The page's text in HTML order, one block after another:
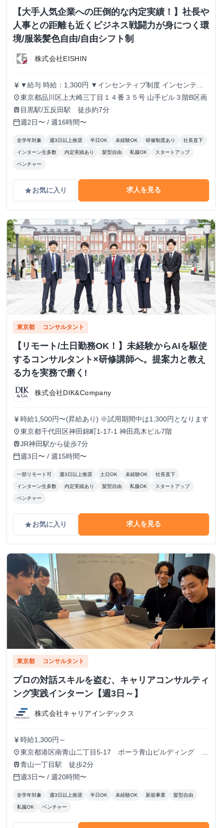
【大手人気企業への圧倒的な内定実績！】社長や
人事との距離も近くビジネス戦闘力が身につく環
境/服装髪色自由/自由シフト制
株式会社EISHIN
currency_yen ▼給与 時給：1,300円 ▼インセンティブ制度 インセンティ
ブ制度あり。 1件の商談実施につき、500円のインセンティ
ブを支給します。 商談につながるアポイントを取得するこ
とで、インセンティブが発生する仕組みです。 ▼こんな方
にピッタリ！ ・学生のうちからガッツリ稼ぎたい！ ・成果
に見合った給料が欲しい！ ・成長意欲があり、挑戦する環
に挑戦しましょう！
place東京都品川区上大崎三丁目１４番３５号 山手ビル３階B区画
train 目黒駅/五反田駅 徒歩約7分
calendar_today週2日〜 / 週16時間〜
全学年対象 週3日以上推奨 半日OK 未経験OK 研修制度あり 社長直下
インターン生多数 内定実績あり 髪型自由 私服OK スタートアップ
ベンチャー
gradeお気に入り 求人を見る
東京都 コンサルタント
【リモート/土日勤務OK！】未経験からAIを駆使
するコンサルタント×研修講師へ。提案力と教え
る力を実務で磨く!
株式会社DIK&Company
currency_yen 時給1,500円〜(昇給あり) ※試用期間中は1,300円となります
place東京都千代田区神田錦町1-17-1 神田髙木ビル7階
trainJR神田駅から徒歩7分
calendar_today週3日〜 / 週15時間〜
一部リモート可 週3日以上推奨 土日OK 未経験OK 社長直下
インターン生多数 内定実績あり 髪型自由 私服OK スタートアップ
ベンチャー
gradeお気に入り 求人を見る
東京都 コンサルタント
プロの対話スキルを盗む、キャリアコンサルティ
ング実践インターン【週3日～】
株式会社キャリアインデックス
currency_yen 時給1,300円～
place東京都港区南青山二丁目5-17 ポーラ青山ビルディング
13F
train青山一丁目駅 徒歩2分
calendar_today週3日〜 / 週20時間〜
全学年対象 週3日以上推奨 半日OK 未経験OK 新規事業 髪型自由
私服OK ベンチャー